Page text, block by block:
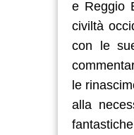
e Reggio
civiltà
con le
le
alla